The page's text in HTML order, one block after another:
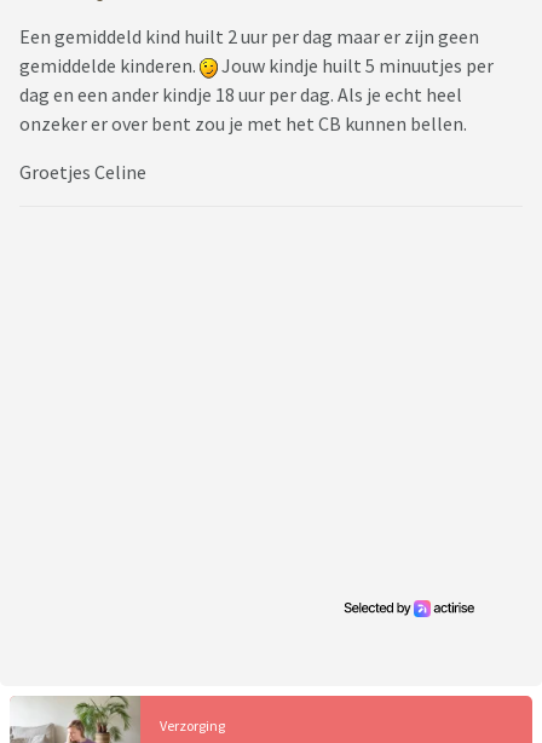
Een gemiddeld kind huilt 2 uur per dag maar er zijn geen
gemiddelde kinderen.
Jouw kindje huilt 5 minuutjes per
dag en een ander kindje 18 uur per dag. Als je echt heel
onzeker er over bent zou je met het CB kunnen bellen.
Groetjes Celine
Verzorging